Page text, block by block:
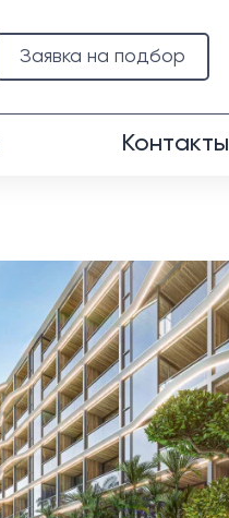
Заявка на подбор
Контакты